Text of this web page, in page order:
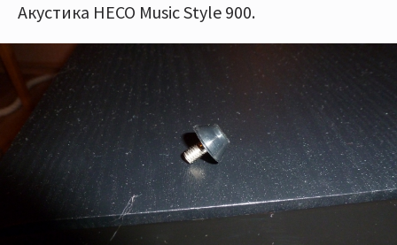
Акустика HECO Music Style 900.